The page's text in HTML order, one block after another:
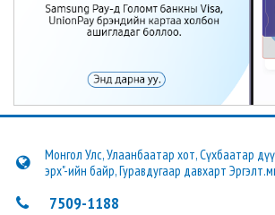
Монгол Улс, Улаанбаатар хот, Сүхбаатар
эрх"-ийн байр, Гуравдугаар давхарт
7509-1188